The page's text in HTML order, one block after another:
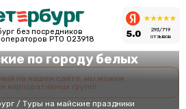
5.0
293/719
отзывов
без посредников
РТО 023918
на нашем сайте, мы можем
корпоративных групп!
по городу белых
/Туры на майские праздники